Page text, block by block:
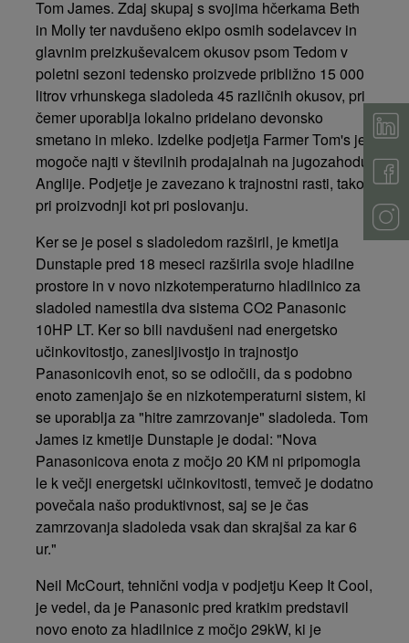
Tom James. Zdaj skupaj s svojima hčerkama Beth
in Molly ter navdušeno ekipo osmih sodelavcev in
glavnim preizkuševalcem okusov psom Tedom v
poletni sezoni tedensko proizvede približno 15 000
litrov vrhunskega sladoleda 45 različnih okusov, pri
čemer uporablja lokalno pridelano devonsko
smetano in mleko. Izdelke podjetja Farmer Tom's je
mogoče najti v številnih prodajalnah na jugozahodu
Anglije. Podjetje je zavezano k trajnostni rasti, tako
pri proizvodnji kot pri poslovanju.
Ker se je posel s sladoledom razširil, je kmetija
Dunstaple pred 18 meseci razširila svoje hladilne
prostore in v novo nizkotemperaturno hladilnico za
sladoled namestila dva sistema CO2 Panasonic
10HP LT. Ker so bili navdušeni nad energetsko
učinkovitostjo, zanesljivostjo in trajnostjo
Panasonicovih enot, so se odločili, da s podobno
enoto zamenjajo še en nizkotemperaturni sistem, ki
se uporablja za "hitre zamrzovanje" sladoleda. Tom
James iz kmetije Dunstaple je dodal: "Nova
Panasonicova enota z močjo 20 KM ni pripomogla
le k večji energetski učinkovitosti, temveč je dodatno
povečala našo produktivnost, saj se je čas
zamrzovanja sladoleda vsak dan skrajšal za kar 6
ur."
Neil McCourt, tehnični vodja v podjetju Keep It Cool,
je vedel, da je Panasonic pred kratkim predstavil
novo enoto za hladilnice z močjo 29kW, ki je